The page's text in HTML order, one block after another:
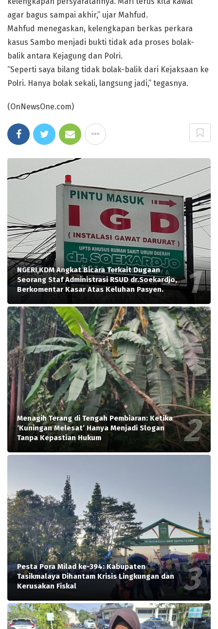
agar bagus sampai akhir,” ujar Mahfud.
Mahfud menegaskan, kelengkapan berkas perkara
kasus Sambo menjadi bukti tidak ada proses bolak-
balik antara Kejagung dan Polri.
“Seperti saya bilang tidak bolak-balik dari Kejaksaan ke
Polri. Hanya bolak sekali, langsung jadi,” tegasnya.
(OnNewsOne.com)
NGERI,KDM Angkat Bicara Terkait Dugaan
Seorang Staf Administrasi RSUD dr.Soekardjo,
Berkomentar Kasar Atas Keluhan Pasyen.
Menagih Terang di Tengah Pembiaran: Ketika
‘Kuningan Melesat’ Hanya Menjadi Slogan
Tanpa Kepastian Hukum
Pesta Pora Milad ke-394: Kabupaten
Tasikmalaya Dihantam Krisis Lingkungan dan
Kerusakan Fiskal